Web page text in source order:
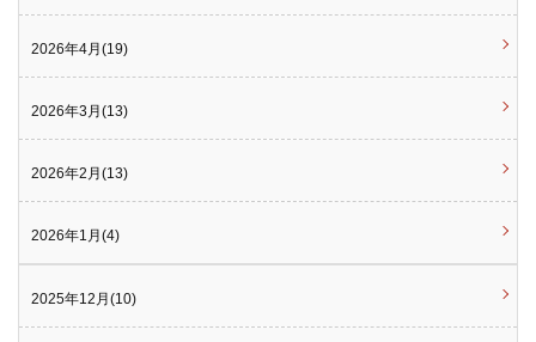
2026年4月(19)
2026年3月(13)
2026年2月(13)
2026年1月(4)
2025年12月(10)